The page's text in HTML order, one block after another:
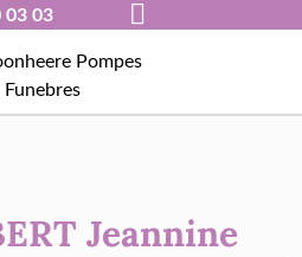
03 03
Jeannine